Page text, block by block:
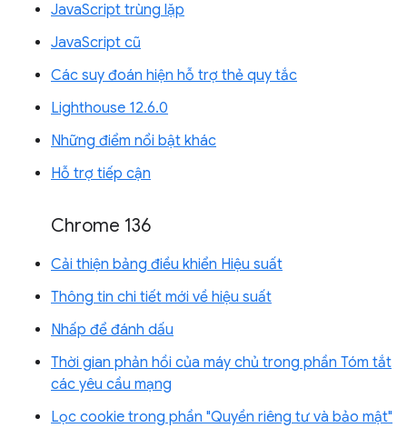
JavaScript trùng lặp
JavaScript cũ
Các suy đoán hiện hỗ trợ thẻ quy tắc
Lighthouse 12.6.0
Những điểm nổi bật khác
Hỗ trợ tiếp cận
Chrome 136
Cải thiện bảng điều khiển Hiệu suất
Thông tin chi tiết mới về hiệu suất
Nhấp để đánh dấu
Thời gian phản hồi của máy chủ trong phần Tóm tắt
các yêu cầu mạng
Lọc cookie trong phần "Quyền riêng tư và bảo mật"